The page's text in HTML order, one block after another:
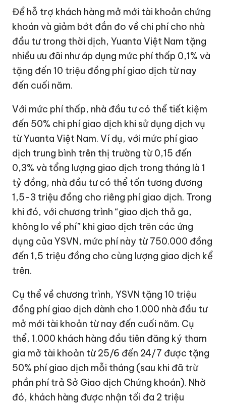
Để hỗ trợ khách hàng mở mới tài khoản chứng
khoán và giảm bớt đắn đo về chi phí cho nhà
đầu tư trong thời dịch, Yuanta Việt Nam tặng
nhiều ưu đãi như áp dụng mức phí thấp 0,1% và
tặng đến 10 triệu đồng phí giao dịch từ nay
đến cuối năm.
Với mức phí thấp, nhà đầu tư có thể tiết kiệm
đến 50% chi phí giao dịch khi sử dụng dịch vụ
từ Yuanta Việt Nam. Ví dụ, với mức phí giao
dịch trung bình trên thị trường từ 0,15 đến
0,3% và tổng lượng giao dịch trong tháng là1
tỷ đồng, nhà đầu tư có thể tốn tương đương
1,5-3 triệu đồng cho riêng phí giao dịch. Trong
khi đó, với chương trình “giao dịch thả ga,
không lo về phí” khi giao dịch trên các ứng
dụng của YSVN, mức phí này từ 750.000 đồng
đến 1,5 triệu đồng cho cùng lượng giao dịch kể
trên.
Cụ thể về chương trình, YSVN tặng 10 triệu
đồng phí giao dịch dành cho 1.000 nhà đầu tư
mở mới tài khoản từ nay đến cuối năm. Cụ
thể, 1.000 khách hàng đầu tiên đăng ký tham
gia mở tài khoản từ 25/6 đến 24/7 được tặng
50% phí giao dịch mỗi tháng (sau khi đã trừ
phần phí trả Sở Giao dịch Chứng khoán). Nhờ
đó, khách hàng được nhận tối đa 2 triệu